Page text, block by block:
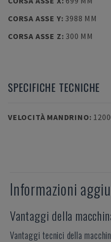
CORSA ASSE Y: 3988 MM
CORSA ASSE Z: 300 MM
SPECIFICHE TECNICHE
VELOCITÀ MANDRINO:
Informazioni
Vantaggi della
Vantaggi tecnici della